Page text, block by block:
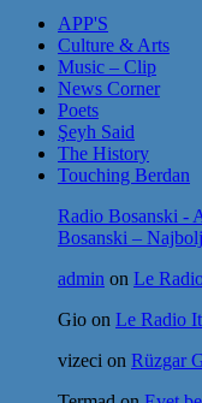
APP'S
Culture & Arts
Music – Clip
News Corner
Poets
Şeyh Said
The History
Touching Berdan
Radio Bosanski -
Bosanski –
admin on Le
Gio on Le Radio
vizeci on Rüzgar